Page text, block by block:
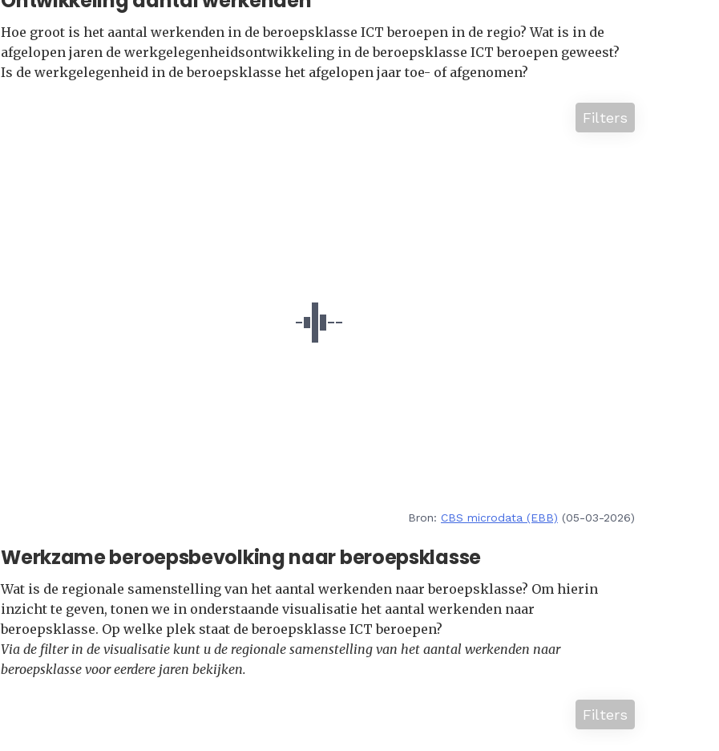
Hoe groot is het aantal werkenden in de beroepsklasse ICT beroepen in de regio? Wat is in de
afgelopen jaren de werkgelegenheidsontwikkeling in de beroepsklasse ICT beroepen geweest?
Is de werkgelegenheid in de beroepsklasse het afgelopen jaar toe- of afgenomen?
Filters
Bron: CBS microdata (EBB) (05-03-2026)
Werkzame beroepsbevolking naar beroepsklasse
Wat is de regionale samenstelling van het aantal werkenden naar beroepsklasse? Om hierin
inzicht te geven, tonen we in onderstaande visualisatie het aantal werkenden naar
beroepsklasse. Op welke plek staat de beroepsklasse ICT beroepen?
Via de filter in de visualisatie kunt u de regionale samenstelling van het aantal werkenden naar
beroepsklasse voor eerdere jaren bekijken.
Filters